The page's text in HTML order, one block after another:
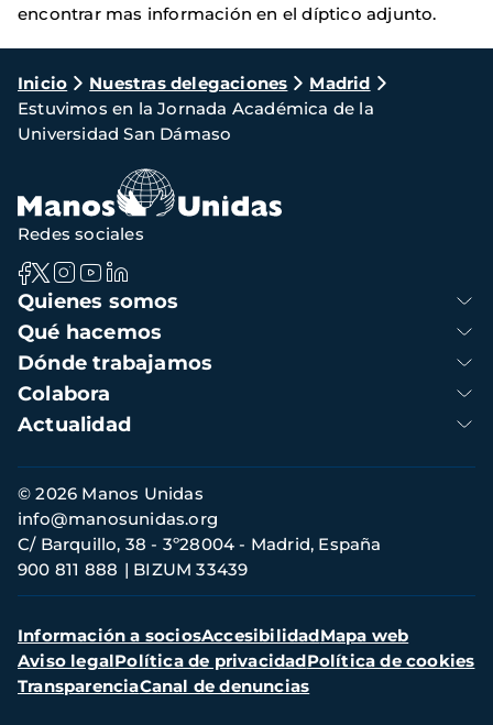
encontrar mas información en el díptico adjunto.
Ruta
de
navegación
Inicio Nuestras delegaciones
Madrid
Estuvimos en la Jornada Académica de la
Universidad San Dámaso
Navegación
principal
Quienes somos
Qué hacemos
Dónde trabajamos
Colabora
Actualidad
Redes sociales
Información
de
contacto
© 2026 Manos Unidas
C/ Barquillo, 38 - 3º28004 - Madrid, España
900 811 888
BIZUM 33439
info@manosunidas.org
Menú
secundario
Información a sociosAccesibilidadMapa web
Aviso legalPolítica de privacidadPolítica de cookies
TransparenciaCanal de denuncias